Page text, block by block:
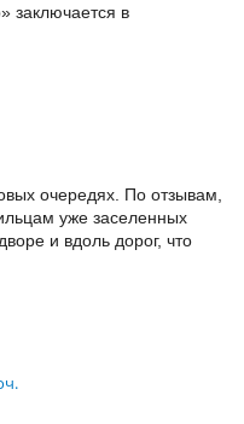
разлива к 2018 году
для штаб-квартиры ПАО
со смотровой
и коммерческими
заключается в
дверей;
обоями;
плинтусов;
очередях. По отзывам,
уже заселенных
и вдоль дорог, что